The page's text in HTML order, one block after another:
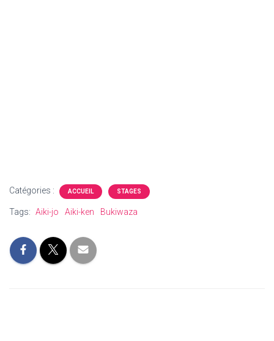
Catégories : ACCUEIL STAGES
Tags: Aiki-jo Aiki-ken Bukiwaza